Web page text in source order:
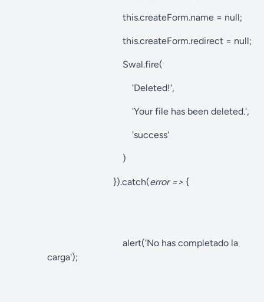
this.createForm.name = null;
this.createForm.redirect = null;
Swal.fire(
'Deleted!',
'Your file has been deleted.',
'success'
)
}).catch(error => {
alert('No has completado la
carga');